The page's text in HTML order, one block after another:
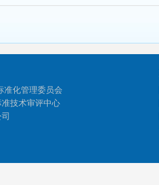
准化管理委员会
技术审评中心